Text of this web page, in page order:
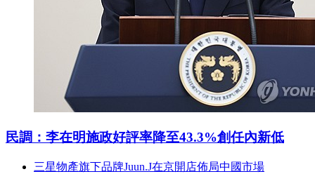
民調：李在明施政好評率降至43.3%創任內新低
三星物產旗下品牌Juun.J在京開店佈局中國市場